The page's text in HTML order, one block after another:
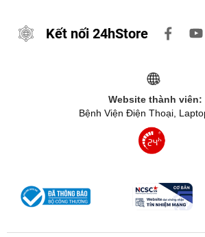
Kết nối 24hStore
Website thành viên:
Bệnh Viện Điện Thoại,